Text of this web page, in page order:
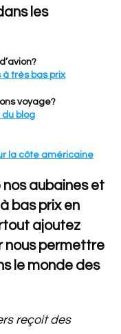
les
à très bas prix
voyage?
du blog
la côte américaine
aubaines et
bas prix en
ajoutez
nous permettre
le monde des
reçoit des